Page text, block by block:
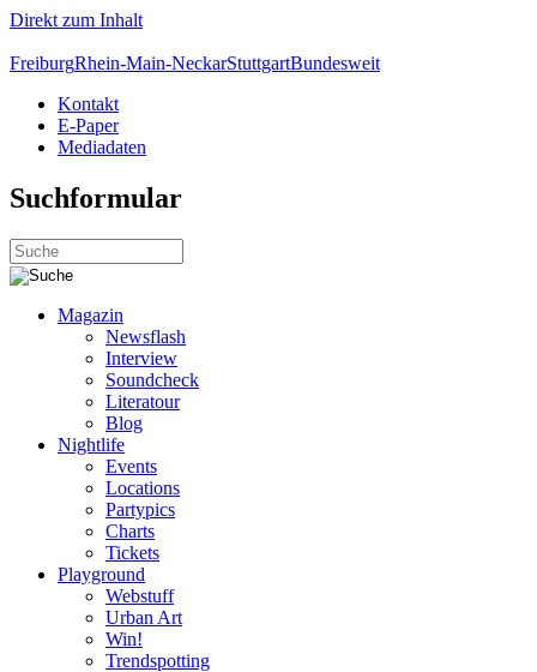
Direkt zum Inhalt
FreiburgRhein-Main-NeckarStuttgartBundesweit
Kontakt
E-Paper
Mediadaten
Suchformular
Magazin
Newsflash
Interview
Soundcheck
Literatour
Blog
Nightlife
Events
Locations
Partypics
Charts
Tickets
Playground
Webstuff
Urban Art
Win!
Trendspotting